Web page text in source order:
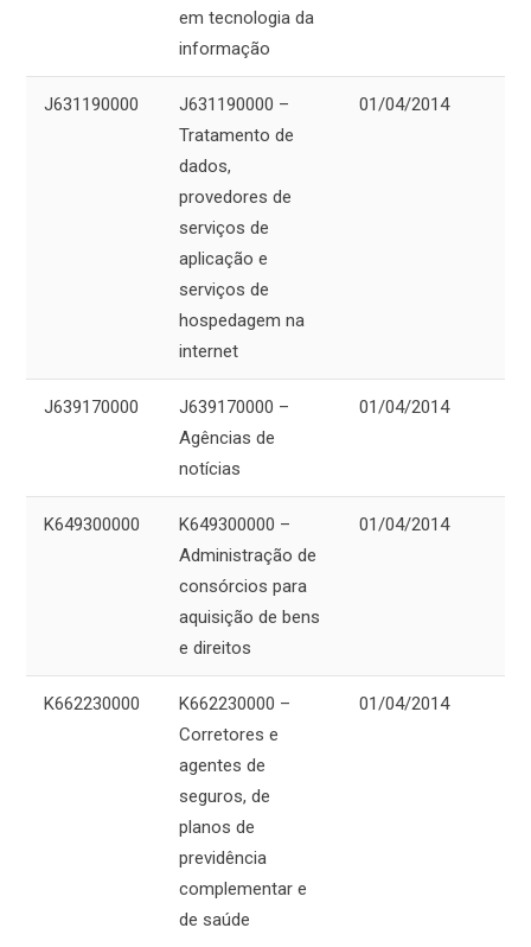
em tecnologia da
informação
J631190000
J631190000 –
Tratamento de
dados,
provedores de
serviços de
aplicação e
serviços de
hospedagem na
internet
01/04/2014
J639170000
J639170000 –
Agências de
notícias
01/04/2014
K649300000
K649300000 –
Administração de
consórcios para
aquisição de bens
e direitos
01/04/2014
K662230000
K662230000 –
Corretores e
agentes de
seguros, de
planos de
previdência
complementar e
de saúde
01/04/2014